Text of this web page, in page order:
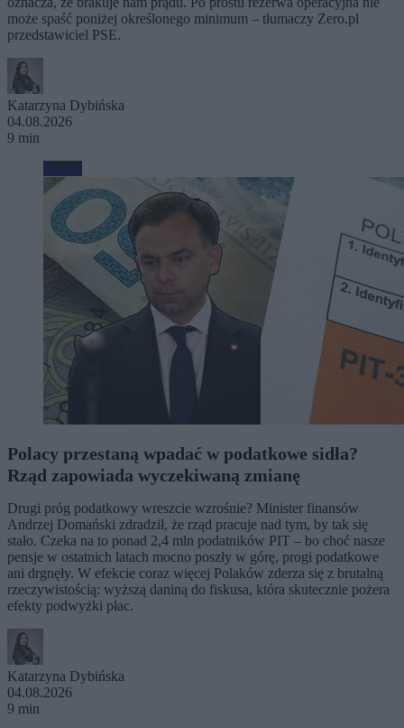
może spaść poniżej określonego minimum – tłumaczy Zero.pl
przedstawiciel PSE.
Katarzyna Dybińska
04.08.2026
9 min
Biznes
Polacy przestaną wpadać w podatkowe sidła?
Rząd zapowiada wyczekiwaną zmianę
Drugi próg podatkowy wreszcie wzrośnie? Minister finansów
Andrzej Domański zdradził, że rząd pracuje nad tym, by tak się
stało. Czeka na to ponad 2,4 mln podatników PIT – bo choć nasze
pensje w ostatnich latach mocno poszły w górę, progi podatkowe
ani drgnęły. W efekcie coraz więcej Polaków zderza się z brutalną
rzeczywistością: wyższą daniną do fiskusa, która skutecznie pożera
efekty podwyżki płac.
Katarzyna Dybińska
04.08.2026
9 min